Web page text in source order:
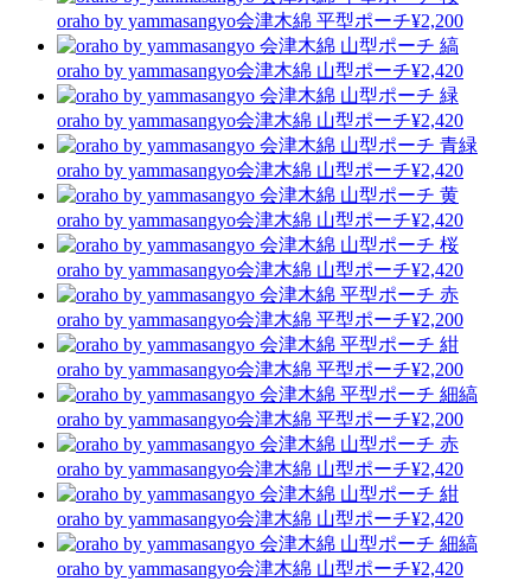
oraho by yammasangyo会津木綿 平型ポーチ¥2,200
oraho by yammasangyo会津木綿 山型ポーチ¥2,420
oraho by yammasangyo会津木綿 山型ポーチ¥2,420
oraho by yammasangyo会津木綿 山型ポーチ¥2,420
oraho by yammasangyo会津木綿 山型ポーチ¥2,420
oraho by yammasangyo会津木綿 山型ポーチ¥2,420
oraho by yammasangyo会津木綿 平型ポーチ¥2,200
oraho by yammasangyo会津木綿 平型ポーチ¥2,200
oraho by yammasangyo会津木綿 平型ポーチ¥2,200
oraho by yammasangyo会津木綿 山型ポーチ¥2,420
oraho by yammasangyo会津木綿 山型ポーチ¥2,420
oraho by yammasangyo会津木綿 山型ポーチ¥2,420